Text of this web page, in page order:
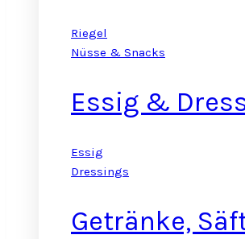
Riegel
Nüsse & Snacks
Essig &
Essig
Dressings
Getränke,